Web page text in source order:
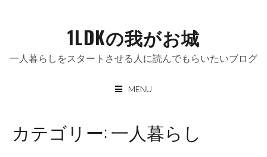
1LDKの我がお城
一人暮らしをスタートさせる人に読んでもらいたいブログ
MENU
カテゴリー:一人暮らし